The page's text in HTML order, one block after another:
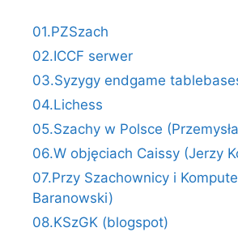
01.PZSzach
02.ICCF serwer
03.Syzygy endgame
04.Lichess
05.Szachy w Polsce
06.W objęciach Caissy (Jerzy
07.Przy Szachownicy i
Baranowski)
08.KSzGK (blogspot)